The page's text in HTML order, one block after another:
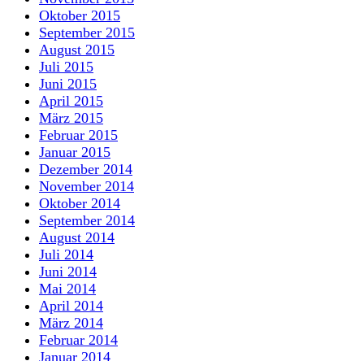
Oktober 2015
September 2015
August 2015
Juli 2015
Juni 2015
April 2015
März 2015
Februar 2015
Januar 2015
Dezember 2014
November 2014
Oktober 2014
September 2014
August 2014
Juli 2014
Juni 2014
Mai 2014
April 2014
März 2014
Februar 2014
Januar 2014